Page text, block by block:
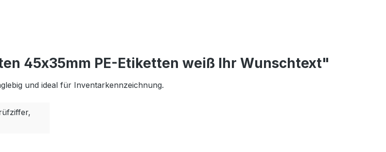
45x35mm PE-Etiketten weiß Ihr Wunschtext"
und ideal für Inventarkennzeichnung.